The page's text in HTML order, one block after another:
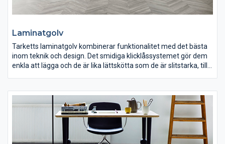
Laminatgolv
Tarketts laminatgolv kombinerar funktionalitet med det bästa
inom teknik och design. Det smidiga klicklåssystemet gör dem
enkla att lägga och de är lika lättskötta som de är slitstarka, till
erbjuder en bred palett av nyanser, från klassiskt och exotiskt
trä till fiskbensmönster och spännande och trendiga mönster.